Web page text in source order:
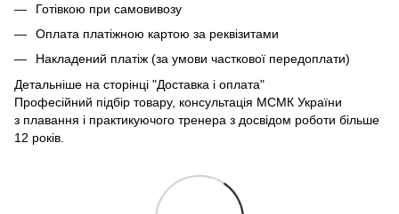
Готівкою при самовивозу
Оплата платіжною картою за реквізитами
Накладений платіж (за умови часткової передоплати)
Детальніше на сторінці "Доставка і оплата"
Професійний підбір товару, консультація МСМК України
з плавання і практикуючого тренера з досвідом роботи більше
12 років.